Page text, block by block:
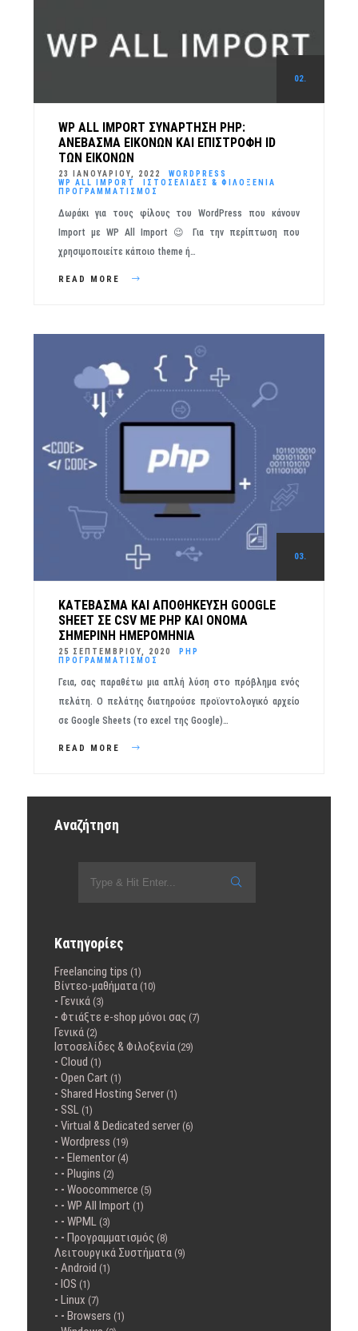
02.
WP ALL IMPORT ΣΥΝΆΡΤΗΣΗ PHP:
ΑΝΈΒΑΣΜΑ ΕΙΚΌΝΩΝ ΚΑΙ ΕΠΙΣΤΡΟΦΉ ID
ΤΩΝ ΕΙΚΌΝΩΝ
23 ΙΑΝΟΥΑΡΊΟΥ, 2022
WORDPRESS
WP ALL IMPORT
ΙΣΤΟΣΕΛΊΔΕΣ & ΦΙΛΟΞΕΝΊΑ
ΠΡΟΓΡΑΜΜΑΤΙΣΜΌΣ
Δωράκι για τους φίλους του WordPress που κάνουν
Import με WP All Import 😉 Για την περίπτωση που
χρησιμοποιείτε κάποιο theme ή…
READ MORE
03.
ΚΑΤΈΒΑΣΜΑ ΚΑΙ ΑΠΟΘΉΚΕΥΣΗ GOOGLE
SHEET ΣΕ CSV ΜΕ PHP ΚΑΙ ΌΝΟΜΑ
ΣΗΜΕΡΙΝΉ ΗΜΕΡΟΜΗΝΊΑ
25 ΣΕΠΤΕΜΒΡΊΟΥ, 2020
PHP
ΠΡΟΓΡΑΜΜΑΤΙΣΜΌΣ
Γεια, σας παραθέτω μια απλή λύση στο πρόβλημα ενός
πελάτη. Ο πελάτης διατηρούσε προϊοντολογικό αρχείο
σε Google Sheets (το excel της Google)…
READ MORE
Αναζήτηση
Κατηγορίες
Freelancing tips (1)
Βίντεο-μαθήματα (10)
Γενικά (3)
Φτιάξτε e-shop μόνοι σας (7)
Γενικά (2)
Ιστοσελίδες & Φιλοξενία (29)
Cloud (1)
Open Cart (1)
Shared Hosting Server (1)
SSL (1)
Virtual & Dedicated server (6)
Wordpress (19)
Elementor (4)
Plugins (2)
Woocommerce (5)
WP All Import (1)
WPML (3)
Προγραμματισμός (8)
Λειτουργικά Συστήματα (9)
Android (1)
IOS (1)
Linux (7)
Browsers (1)